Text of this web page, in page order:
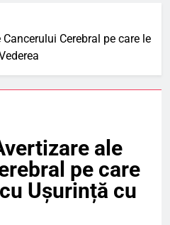
Cerebral pe care le
ale
pe care
Ușurință cu